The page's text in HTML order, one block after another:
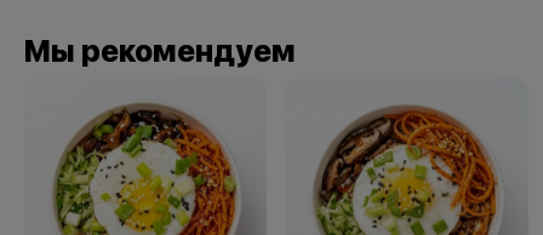
Мы рекомендуем